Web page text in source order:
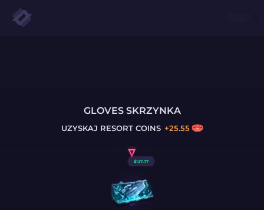
GLOVES SKRZYNKA
UZYSKAJ RESORT COINS +25.55
$127.77